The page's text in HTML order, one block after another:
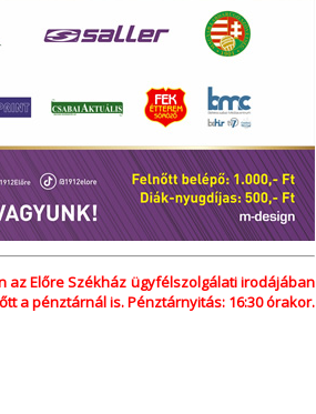
Előre Székház ügyfélszolgálati irodájában
a pénztárnál is. Pénztárnyitás: 16:30 órakor.